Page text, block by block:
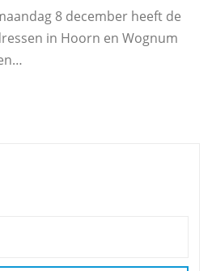
8 december heeft de
in Hoorn en Wognum